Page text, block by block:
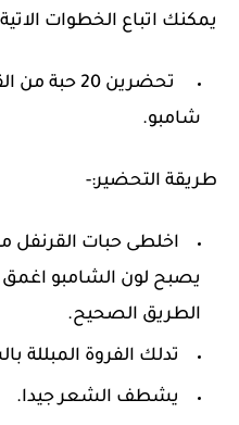
يمكنك اتباع الخطوات
تحضرين 20
شامبو.
طريقة التحضير:-
اخلطى حبات القرنفل
يصبح لون الشامبو اغمق
الطريق الصحيح.
تدلك الفروة المبللة
يشطف الشعر جيدا.